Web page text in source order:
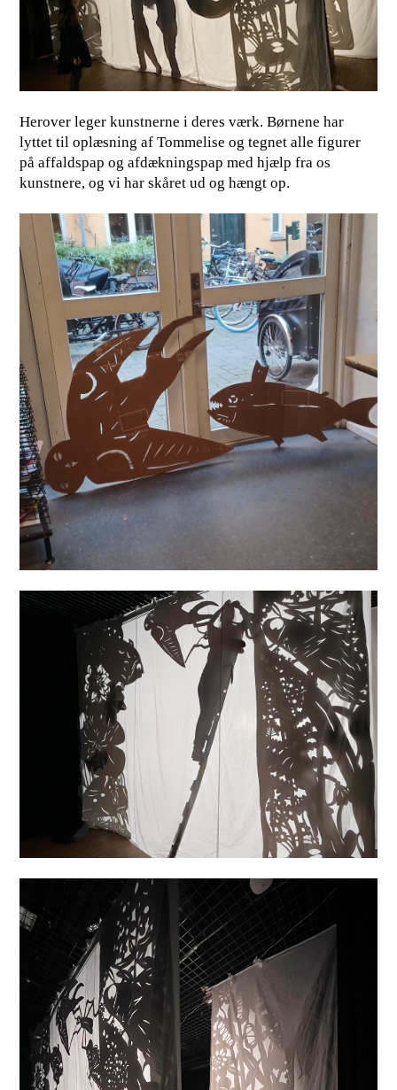
Herover leger kunstnerne i deres værk. Børnene har
lyttet til oplæsning af Tommelise og tegnet alle figurer
på affaldspap og afdækningspap med hjælp fra os
kunstnere, og vi har skåret ud og hængt op.